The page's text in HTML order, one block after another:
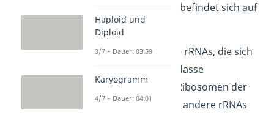
Bauplan dieser RNA befindet sich auf
derDNA .
Es gibt verschiedene rRNAs, die sich
in ihrer Länge und Masse
unterscheiden. Die Ribosomen der
Prokaryotenweisen andere rRNAs
Haploid und
Diploid
3/7 – Dauer: 03:59
Karyogramm
4/7 – Dauer: 04:01